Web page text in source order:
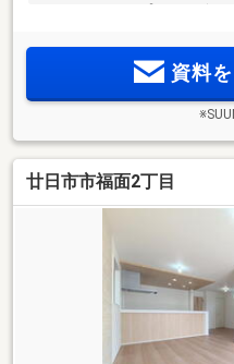
ファミリータイプの3LDK☆
資料
廿日市市福面2丁目